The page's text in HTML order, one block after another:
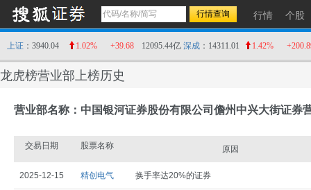
行情 个股
上证 ：3940.04 1.02% +39.68 12095.44亿 深成 ：14311.01 1.42%
龙虎榜营业部上榜历史
营业部名称：中国银河证券股份有限公司儋州中兴大街证券
交易日期 股票名称 原因
2025-12-15 精创电气 换手率达20%的证券